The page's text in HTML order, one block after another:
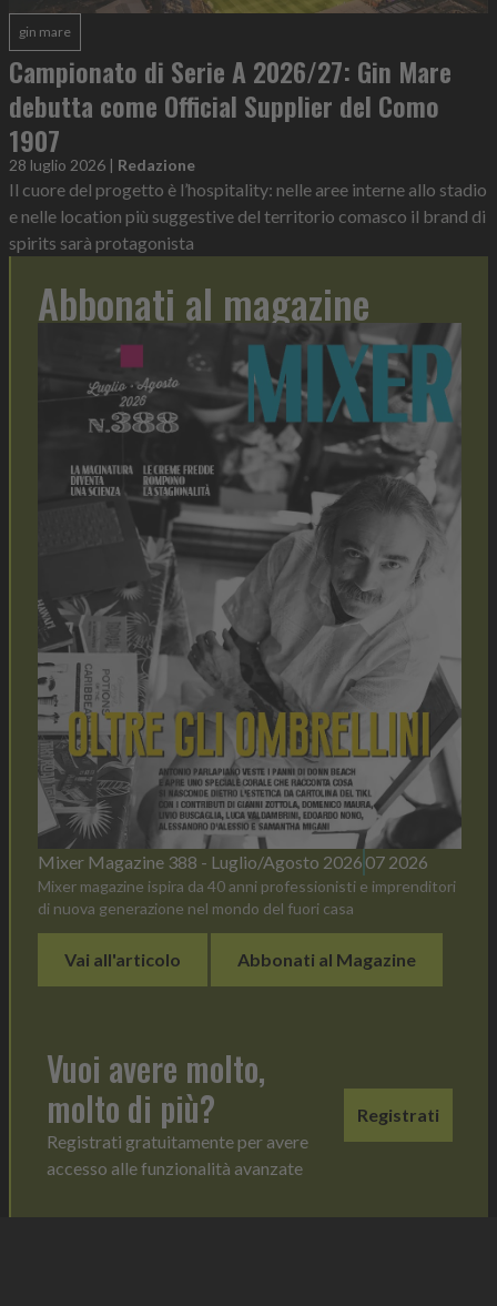
gin mare
Campionato di Serie A 2026/27: Gin Mare
debutta come Official Supplier del Como
1907
28 luglio 2026 | Redazione
Il cuore del progetto è l’hospitality: nelle aree interne allo stadio
e nelle location più suggestive del territorio comasco il brand di
spirits sarà protagonista
Abbonati al magazine
Mixer Magazine 388 - Luglio/Agosto 2026 07 2026
Mixer magazine ispira da 40 anni professionisti e imprenditori
di nuova generazione nel mondo del fuori casa
Vai all'articolo Abbonati al Magazine
Vuoi avere molto,
molto di più?
Registrati gratuitamente per avere
accesso alle funzionalità avanzate
Registrati